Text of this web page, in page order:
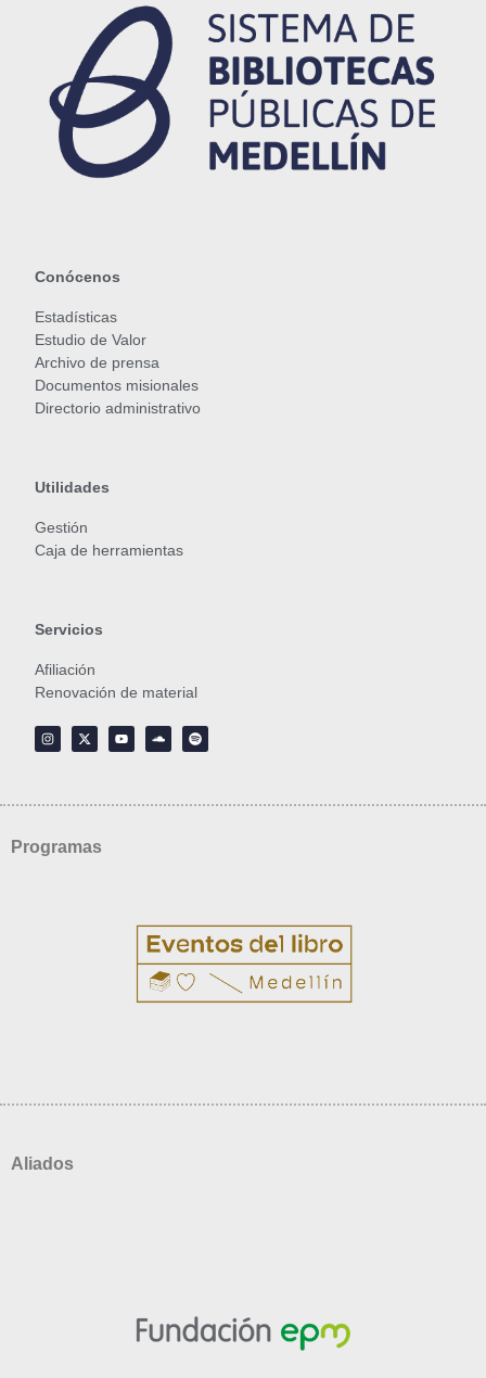
Conócenos
Estadísticas
Estudio de Valor
Archivo de prensa
Documentos misionales
Directorio administrativo
Utilidades
Gestión
Caja de herramientas
Servicios
Afiliación
Renovación de material
Programas
Aliados